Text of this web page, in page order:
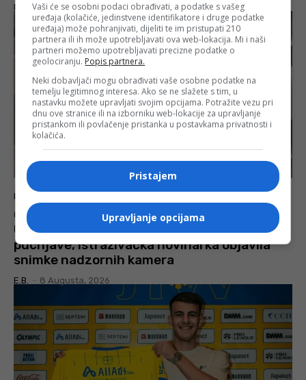
E.B. - 8 Augusta, 2026
BOSNA I HERCEGOVINA
OBJAVLJEN SNIMAK POKUŠAJA LIKVIDACIJE
U LUKAVICI: Napadač pratio Dabića prije
pucnjave, istraživačka novinarka objavila
snimke nadzornih kamera
E.B. 8 Augusta, 2026
Vaši će se osobni podaci obrađivati, a podatke s vašeg
uređaja (kolačiće, jedinstvene identifikatore i druge podatke
uređaja) može pohranjivati, dijeliti te im pristupati 210
partnera ili ih može upotrebljavati ova web-lokacija. Mi i naši
partneri možemo upotrebljavati precizne podatke o
geolociranju. Popis partnera.
Neki dobavljači mogu obrađivati vaše osobne podatke na
temelju legitimnog interesa. Ako se ne slažete s tim, u
nastavku možete upravljati svojim opcijama. Potražite vezu pri
dnu ove stranice ili na izborniku web-lokacije za upravljanje
pristankom ili povlačenje pristanka u postavkama privatnosti i
kolačića.
Pristajem
Upravljanje opcijama